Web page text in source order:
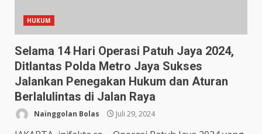
HUKUM
Selama 14 Hari Operasi Patuh Jaya 2024,
Ditlantas Polda Metro Jaya Sukses
Jalankan Penegakan Hukum dan Aturan
Berlalulintas di Jalan Raya
Nainggolan Bolas Juli 29, 2024